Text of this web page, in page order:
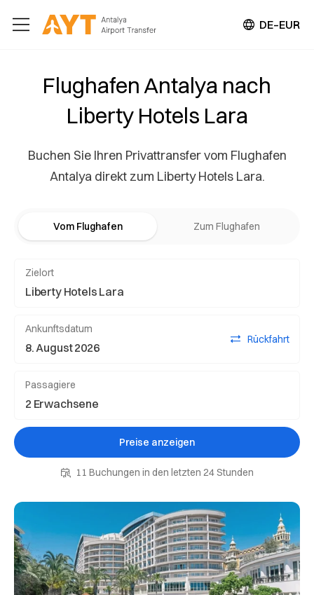
DE–EUR
Flughafen Antalya nach
Liberty Hotels Lara
Buchen Sie Ihren Privattransfer vom Flughafen
Antalya direkt zum Liberty Hotels Lara.
Vom Flughafen Zum Flughafen
Zielort
Ankunftsdatum
Rückfahrt
Passagiere
Preise anzeigen
11 Buchungen in den letzten 24 Stunden